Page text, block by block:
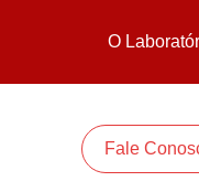
O
Fale